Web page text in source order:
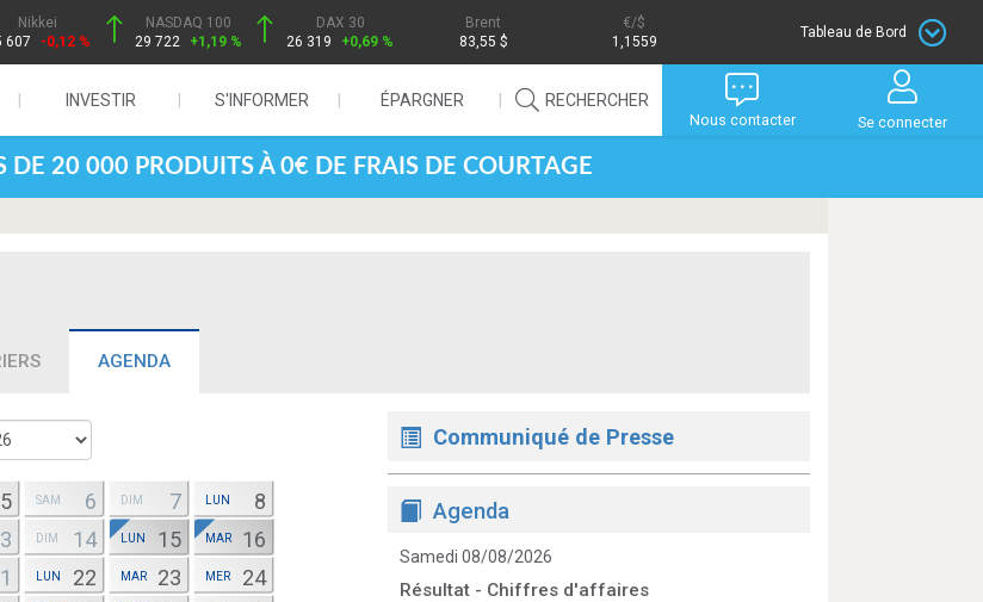
Nikkei
607
-0,12 %
NASDAQ 100
29 722
+1,19 %
DAX 30
26 319
+0,69 %
Brent
83,55 $
/$
1,1559
Tableau de Bord
INVESTIR S'INFORMER ÉPARGNER RECHERCHER
Nous contacter Se connecter
DE 20 000 PRODUITS À 0€ DE FRAIS DE COURTAGE
AGENDA
5 SAM 6 DIM 7 LUN 8
DIM 14 LUN 15 MAR 16
LUN 22 MAR 23 MER 24
Communiqué de Presse
Agenda
Samedi 08/08/2026
Résultat - Chiffres d'affaires